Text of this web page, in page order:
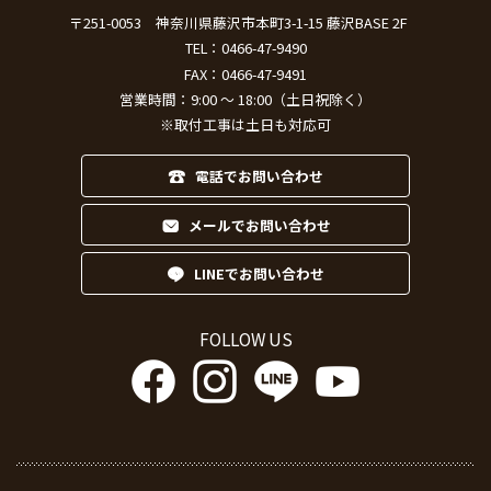
〒251-0053
神奈川県藤沢市本町3-1-15 藤沢BASE 2F
TEL： 0466-47-9490
FAX：0466-47-9491
営業時間：9:00 ～ 18:00（土日祝除く）
※取付工事は土日も対応可
電話でお問い合わせ
メールでお問い合わせ
LINEでお問い合わせ
FOLLOW US